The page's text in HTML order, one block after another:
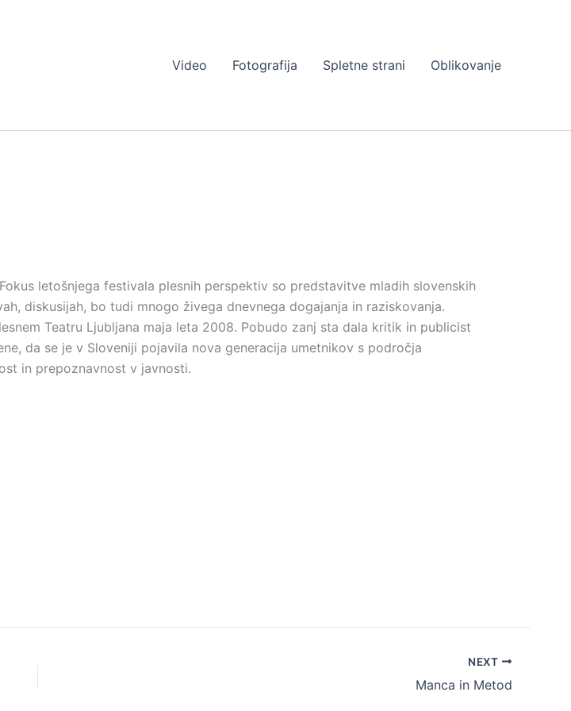
Video Fotografija Spletne strani Oblikovanje
letošnjega festivala plesnih perspektiv so predstavitve mladih slovenskih
diskusijah, bo tudi mnogo živega dnevnega dogajanja in raziskovanja.
Teatru Ljubljana maja leta 2008. Pobudo zanj sta dala kritik in publicist
da se je v Sloveniji pojavila nova generacija umetnikov s področja
in prepoznavnost v javnosti.
NEXT
Manca in Metod